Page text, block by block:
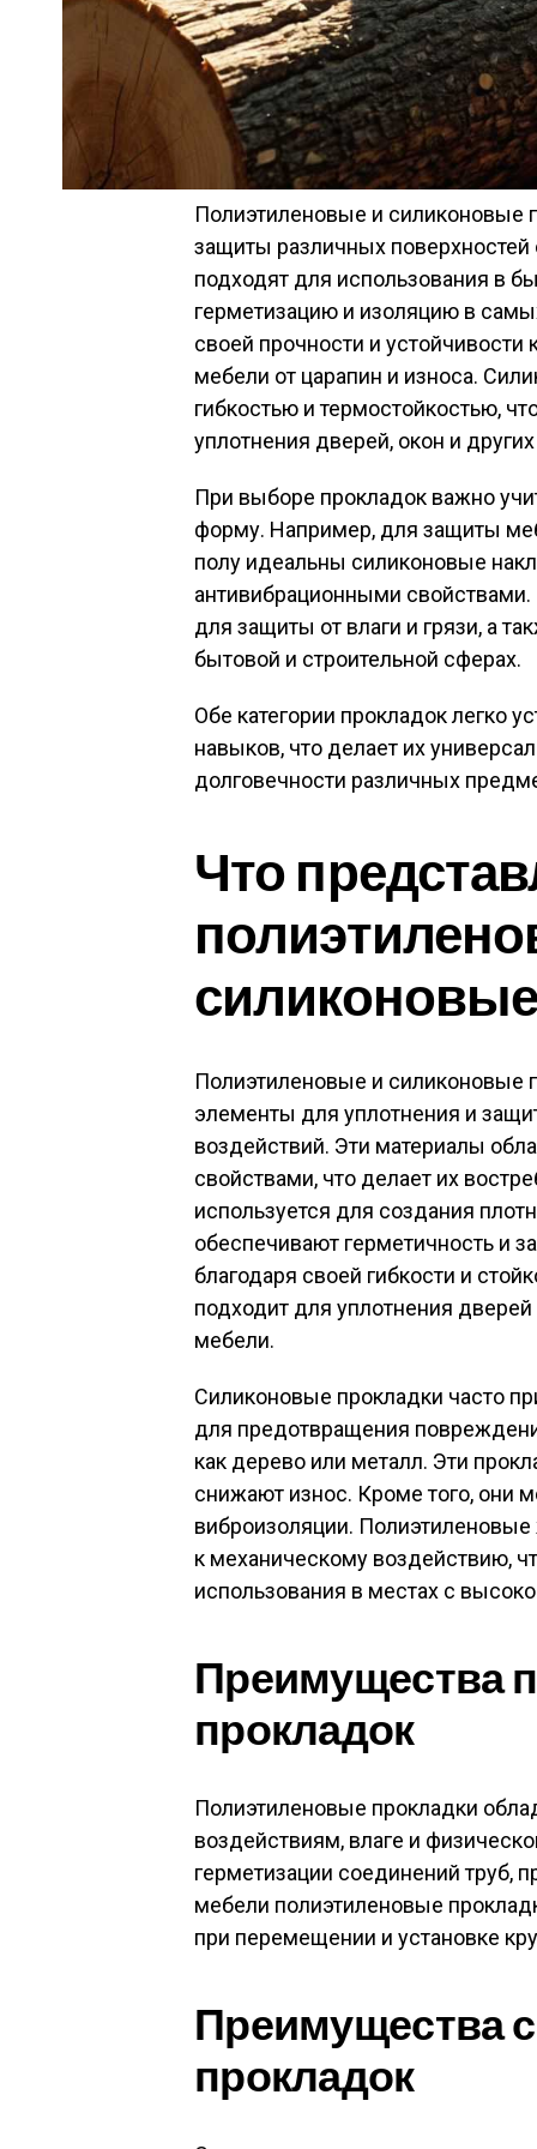
Полиэтиленовые и
защиты различных
подходят для использования в
герметизацию и изоляцию в
своей прочности и устойчивости
мебели от царапин и износа.
гибкостью и термостойкостью,
уплотнения дверей, окон и
При выборе прокладок важно
форму. Например, для защиты
полу идеальны силиконовые
антивибрационными
для защиты от влаги и грязи, а
бытовой и строительной сферах.
Обе категории прокладок легко
навыков, что делает их
долговечности различных
Что
Полиэтиленовые и силиконовые
элементы для уплотнения и
воздействий. Эти материалы
свойствами, что делает их
используется для создания
обеспечивают герметичность и
благодаря своей гибкости и
подходит для уплотнения
мебели.
Силиконовые прокладки часто
для предотвращения
как дерево или металл. Эти
снижают износ. Кроме того, они
виброизоляции.
к механическому воздействию,
использования в местах с
Преимущества
прокладок
Полиэтиленовые прокладки
воздействиям, влаге и
герметизации соединений труб,
мебели полиэтиленовые
при перемещении и установке
Преимущества
прокладок